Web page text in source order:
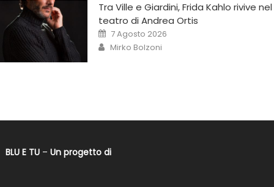
Tra Ville e Giardini, Frida Kahlo rivive nel
teatro di Andrea Ortis
7 Agosto 2026
Mirko Bolzoni
BLU E TU– Un progetto di